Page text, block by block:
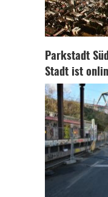
Parkstadt
Stadt ist